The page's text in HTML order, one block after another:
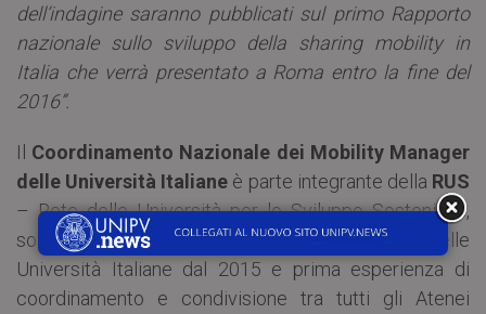
dell’indagine saranno pubblicati sul primo Rapporto
nazionale sullo sviluppo della sharing mobility in
Italia che verrà presentato a Roma entro la fine del
2016”.
Il Coordinamento Nazionale dei Mobility Manager
delle Università Italiane è parte integrante della RUS
– Rete delle Università per lo Sviluppo Sostenibile,
sostenuta dalla CRUI – Conferenza dei Rettori delle
Università Italiane dal 2015 e prima esperienza di
coordinamento e condivisione tra tutti gli Atenei